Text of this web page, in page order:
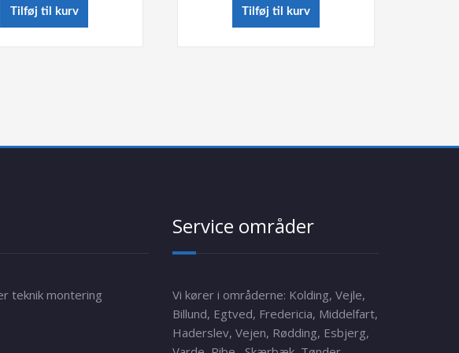
Tilføj til kurv Tilføj til kurv
teknik montering
Service områder
Vi kører i områderne: Kolding, Vejle,
Billund, Egtved, Fredericia, Middelfart,
Haderslev, Vejen, Rødding, Esbjerg,